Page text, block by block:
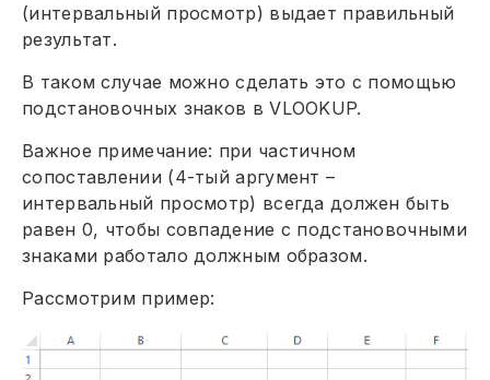
(интервальный просмотр) выдает правильный
результат.
В таком случае можно сделать это с помощью
подстановочных знаков в VLOOKUP.
Важное примечание: при частичном
сопоставлении (4-тый аргумент –
интервальный просмотр) всегда должен быть
равен 0, чтобы совпадение с подстановочными
знаками работало должным образом.
Рассмотрим пример: